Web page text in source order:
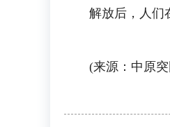
解放后，人们在
(来源：中原突